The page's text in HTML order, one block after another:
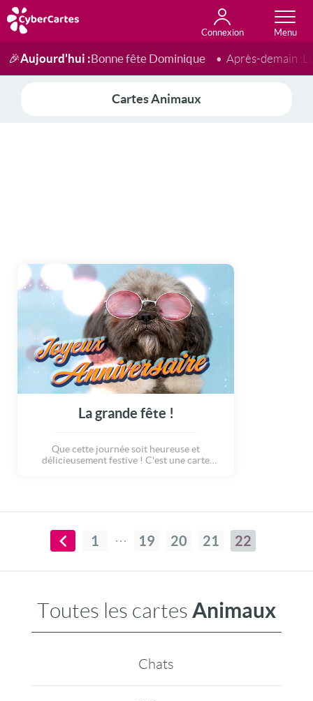
Connexion
Anniversaire
Fête du jour
Amour
Amitié
Merci
Toutes les cartes
🎉Aujourd'hui :Bonne fête Dominique Après-demain :
Cartes Animaux
La grande fête !
Que cette journée soit heureuse et
délicieusement festive ! C'est une carte
1 19 20 21 22
Toutes les cartes Animaux
Chats